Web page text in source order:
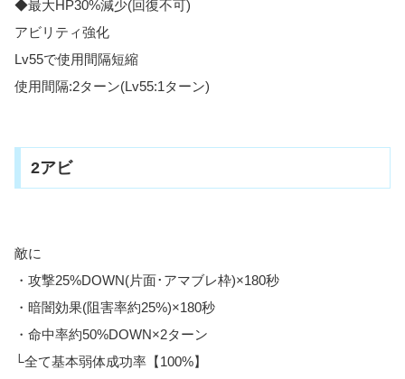
◆最大HP30%減少(回復不可)
アビリティ強化
Lv55で使用間隔短縮
使用間隔:2ターン(Lv55:1ターン)
2アビ
敵に
・攻撃25%DOWN(片面･アマブレ枠)×180秒
・暗闇効果(阻害率約25%)×180秒
・命中率約50%DOWN×2ターン
└全て基本弱体成功率【100%】